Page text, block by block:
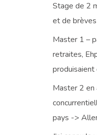
Stage de 2
et de
Master 1 –
retraites,
produisaient
Master 2 en
pays ->